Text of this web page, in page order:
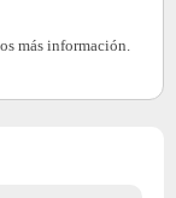
más información.